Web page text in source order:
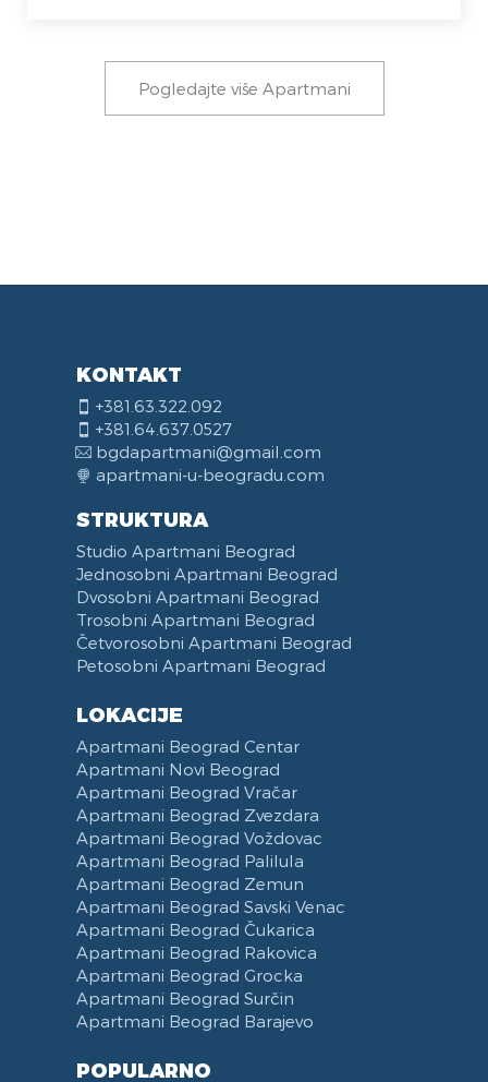
Pogledajte više Apartmani
KONTAKT
+381.63.322.092
+381.64.637.0527
bgdapartmani@gmail.com
apartmani-u-beogradu.com
STRUKTURA
Studio Apartmani Beograd
Jednosobni Apartmani Beograd
Dvosobni Apartmani Beograd
Trosobni Apartmani Beograd
Četvorosobni Apartmani Beograd
Petosobni Apartmani Beograd
LOKACIJE
Apartmani Beograd Centar
Apartmani Novi Beograd
Apartmani Beograd Vračar
Apartmani Beograd Zvezdara
Apartmani Beograd Voždovac
Apartmani Beograd Palilula
Apartmani Beograd Zemun
Apartmani Beograd Savski Venac
Apartmani Beograd Čukarica
Apartmani Beograd Rakovica
Apartmani Beograd Grocka
Apartmani Beograd Surčin
Apartmani Beograd Barajevo
POPULARNO